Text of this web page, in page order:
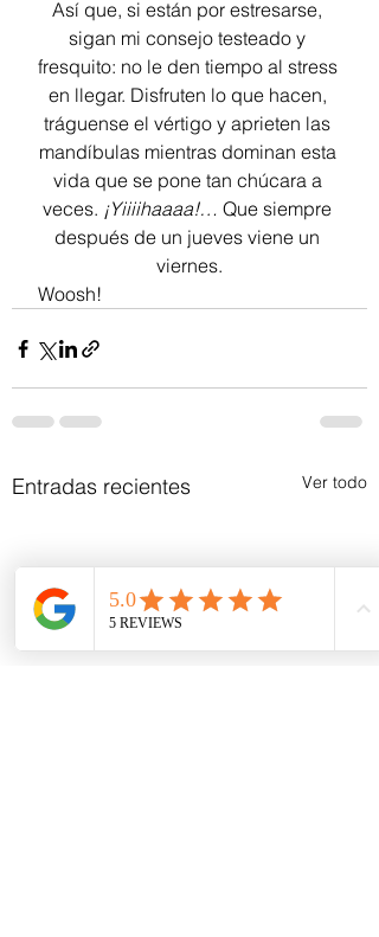
Así que, si están por estresarse,
sigan mi consejo testeado y
fresquito: no le den tiempo al stress
en llegar. Disfruten lo que hacen,
tráguense el vértigo y aprieten las
mandíbulas mientras dominan esta
vida que se pone tan chúcara a
veces. ¡Yiiiihaaaa!… Que siempre
después de un jueves viene un
viernes.
Woosh!
Entradas recientes Ver todo